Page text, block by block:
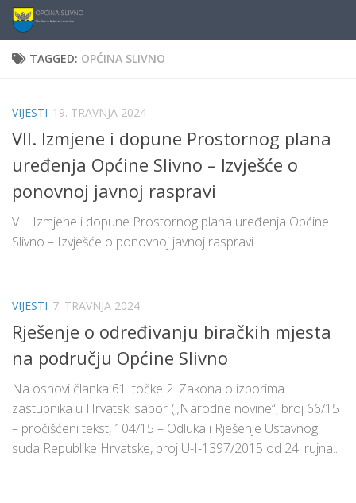
content
Skip to content
TAGGED: OPĆINA SLIVNO
VIJESTI 19. TRAVNJA 2024
VII. Izmjene i dopune Prostornog plana
uređenja Općine Slivno – Izvješće o
ponovnoj javnoj raspravi
VII. Izmjene i dopune Prostornog plana uređenja Općine
Slivno – Izvješće o ponovnoj javnoj raspravi
VIJESTI 7. TRAVNJA 2024
Rješenje o određivanju biračkih mjesta
na području Općine Slivno
Na osnovi članka 61. točke 2. Zakona o izborima
zastupnika u Hrvatski sabor („Narodne novine“, broj 66/15
– pročišćeni tekst, 104/15 – Odluka i Rješenje Ustavnog
suda Republike Hrvatske, broj U-I-1397/2015 od 24. rujna...